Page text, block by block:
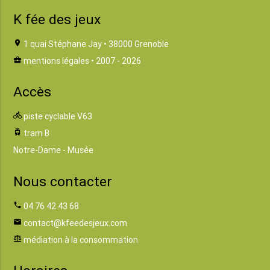
K fée des jeux
location_on 1 quai Stéphane Jay • 38000 Grenoble
business_center mentions légales • 2007 - 2026
Accès
directions_bike piste cyclable V63
tram tram B
Notre-Dame - Musée
Nous contacter
phone 04 76 42 43 68
email contact@kfeedesjeux.com
balance médiation à la consommation